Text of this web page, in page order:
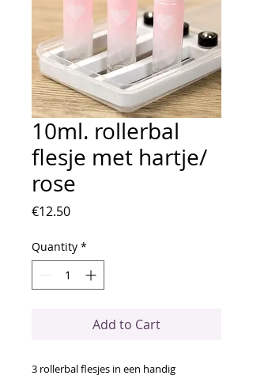
10ml. rollerbal
flesje met hartje/
rose
€12.50Price
Quantity *
Add to Cart
3 rollerbal flesjes in een handig